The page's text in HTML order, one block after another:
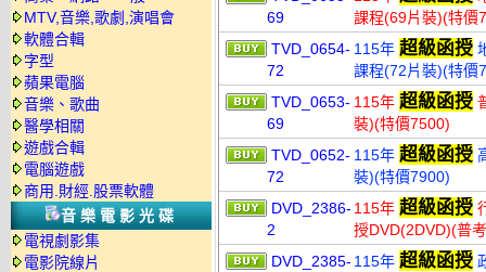
MTV,音樂,歌劇,演唱會
軟體合輯
字型
蘋果電腦
音樂、歌曲
醫學相關
遊戲合輯
電腦遊戲
商用.財經.股票軟體
音樂電影光碟
電視劇影集
電影院線片
69
課程(69片裝)(特價
TVD_0654-
72
115年 超級函授
課程(72片裝)(特價
TVD_0653-
69
115年 超級函授
裝)(特價7500)
TVD_0652-
72
115年 超級函授
裝)(特價7900)
DVD_2386-
2
115年 超級函授
授DVD(2DVD)(普
DVD_2385- 115年 超級函授